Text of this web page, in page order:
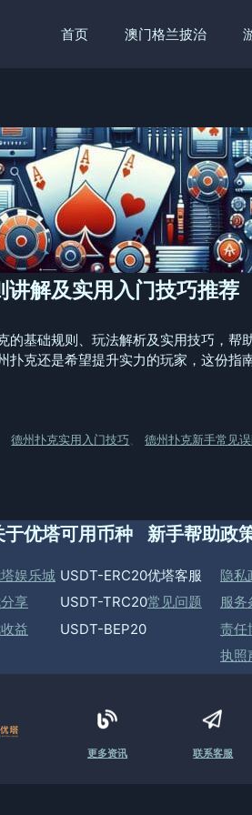
首页 澳门格兰披治
解及实用入门技巧推荐
基础规则、玩法解析及实用技巧，
扑克还是希望提升实力的玩家，这份
、德州扑克实用入门技巧 、德州扑克新手常见
于优塔
娱乐城
享
益
可用币种
USDT-ERC20
USDT-TRC20
USDT-BEP20
新手帮助
优塔客服
常见问题
政
隐私
服务
责任
执照
更多资讯 联系客服